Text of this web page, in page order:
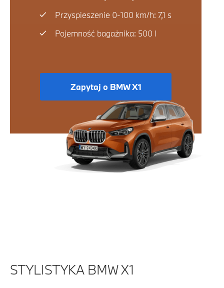
Przyspieszenie 0-100 km/h: 7,1 s
Pojemność bagażnika: 500 l
Zapytaj o BMW X1
STYLISTYKA BMW X1